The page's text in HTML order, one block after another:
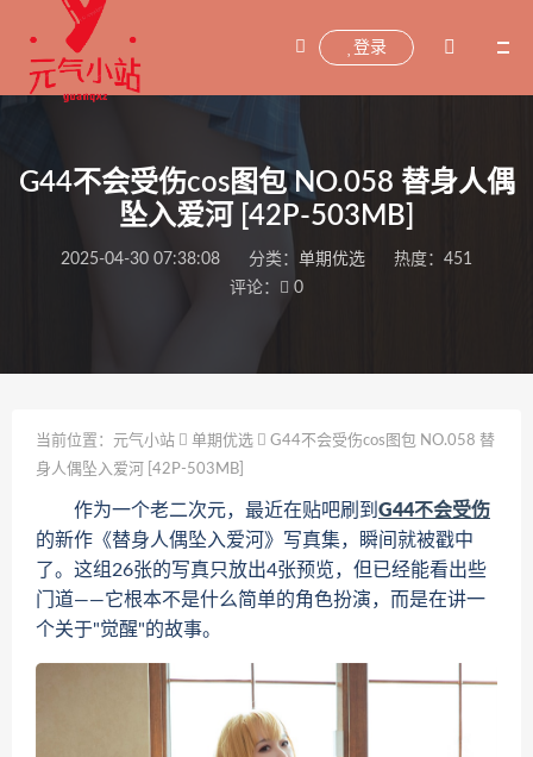
登录
G44不会受伤cos图包 NO.058 替身人偶
坠入爱河 [42P-503MB]
2025-04-30 07:38:08 分类： 单期优选
热度：451
评论：
0
当前位置： 元气小站 单期优选
G44不会受伤cos图包 NO.058 替
身人偶坠入爱河 [42P-503MB]
作为一个老二次元，最近在贴吧刷到 G44不会受伤
的新作《替身人偶坠入爱河》写真集，瞬间就被戳中
了。这组26张的写真只放出4张预览，但已经能看出些
门道——它根本不是什么简单的角色扮演，而是在讲一
个关于"觉醒"的故事。